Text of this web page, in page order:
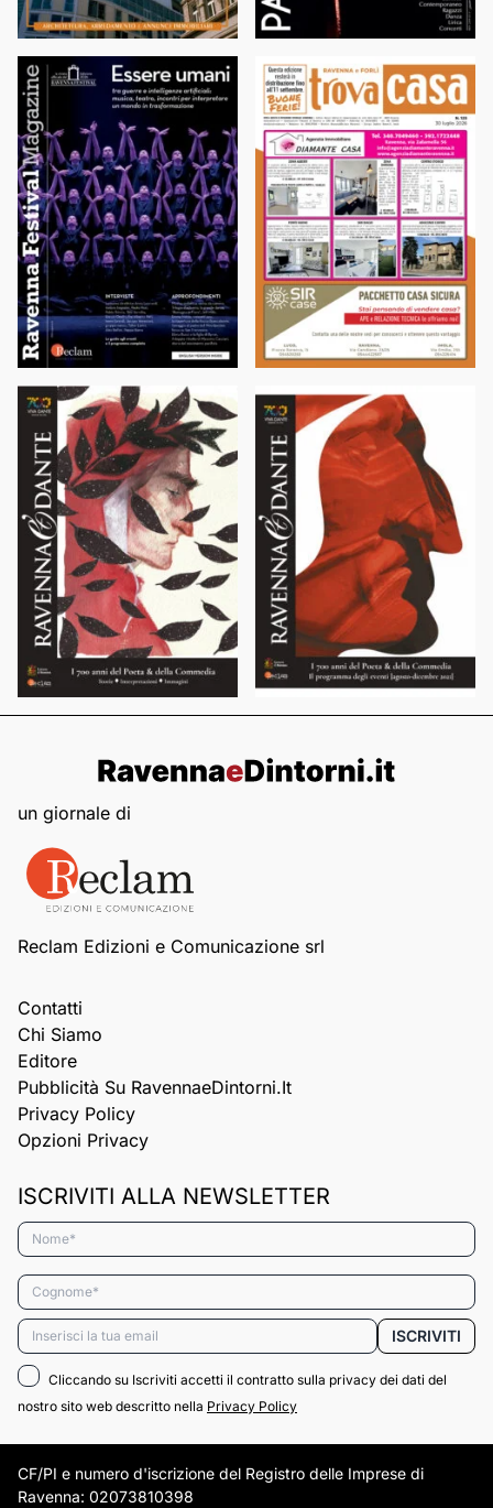
un giornale di
Reclam Edizioni e Comunicazione srl
Contatti
Chi Siamo
Editore
Pubblicità Su RavennaeDintorni.it
Privacy Policy
Opzioni Privacy
ISCRIVITI ALLA NEWSLETTER
Nome*
Cognome*
Email* ISCRIVITI
Cliccando su Iscriviti accetti il contratto sulla privacy dei dati del
nostro sito web descritto nella Privacy Policy
CF/PI e numero d'iscrizione del Registro delle Imprese di
Ravenna: 02073810398